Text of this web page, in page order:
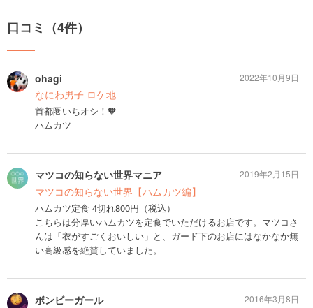
口コミ（4件）
ohagi
なにわ男子 ロケ地
首都圏いちオシ！🧡
ハムカツ
2022年10月9日
マツコの知らない世界マニア
マツコの知らない世界【ハムカツ編】
ハムカツ定食 4切れ800円（税込）
こちらは分厚いハムカツを定食でいただけるお店です。マツコさ
んは「衣がすごくおいしい」と、ガード下のお店にはなかなか無
い高級感を絶賛していました。
2019年2月15日
ボンビーガール
2016年3月8日